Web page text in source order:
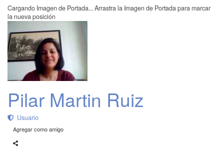
Cargando Imagen de Portada... Arrastra la Imagen de Portada para marcar
la nueva posición
Pilar Martin Ruiz
Usuario
Agregar como amigo